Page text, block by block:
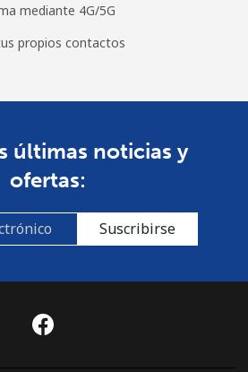
mediante 4G/5G
propios contactos
últimas noticias y
ofertas:
Suscribirse